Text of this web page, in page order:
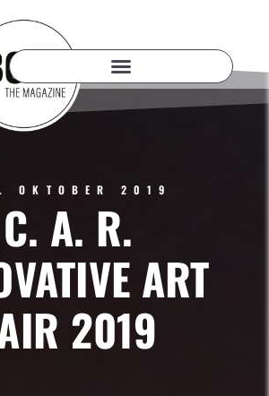
OKTOBER 2019
C. A. R.
ART
2019